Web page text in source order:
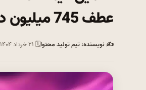
عطف 745 میلیون دلار
✍ نویسنده: تیم تولید محتوا🗓 ۲۱ خرداد ۱۴۰۴